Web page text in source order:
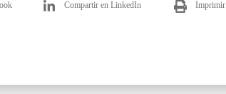
Compartir en LinkedIn Imprimir